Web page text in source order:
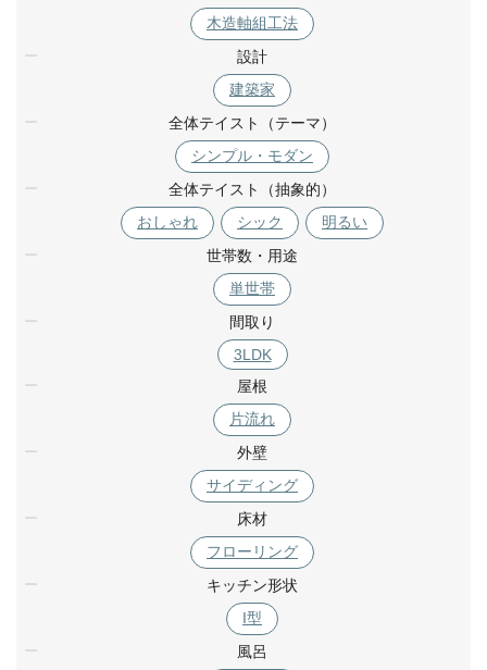
木造軸組工法
設計
建築家
全体テイスト（テーマ）
シンプル・モダン
全体テイスト（抽象的）
おしゃれ
シック
明るい
世帯数・用途
単世帯
間取り
3LDK
屋根
片流れ
外壁
サイディング
床材
フローリング
キッチン形状
I型
風呂